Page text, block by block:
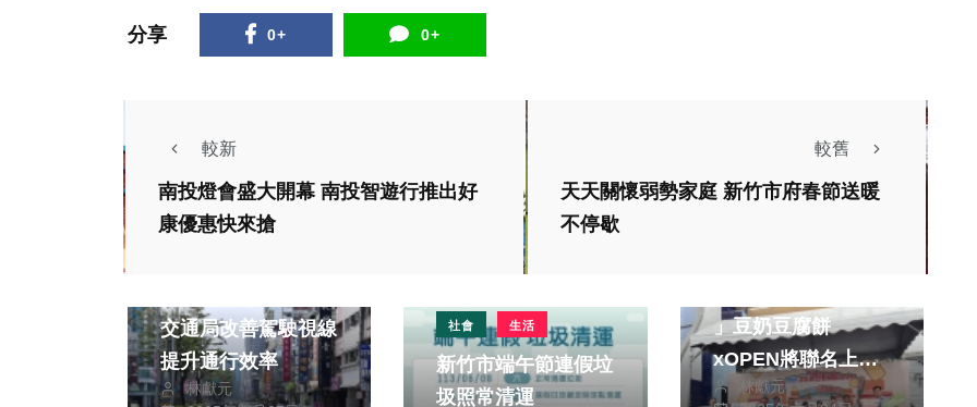
分享 0+ 0+
較新
南投燈會盛大開幕 南投智遊行推出好
康優惠快來搶
較舊
天天關懷弱勢家庭 新竹市府春節送暖
不停歇
政治 生活
交通局改善駕駛視線
提升通行效率
林獻元
社會 生活
新竹市端午節連假垃
圾照常清運
」豆奶豆腐餅
xOPEN將聯名上市
開賣林獻元
社會 生活
健康及醫療 運動